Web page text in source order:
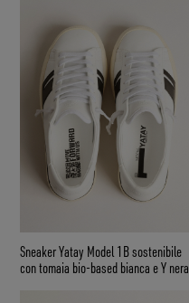
Sneaker Yatay Model 1B sostenibile
con tomaia bio-based bianca e Y nera